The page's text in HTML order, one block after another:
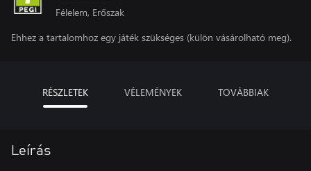
Félelem, Erőszak
Ehhez a tartalomhoz egy játék szükséges (külön vásárolható meg).
RÉSZLETEK VÉLEMÉNYEK TOVÁBBIAK
Leírás